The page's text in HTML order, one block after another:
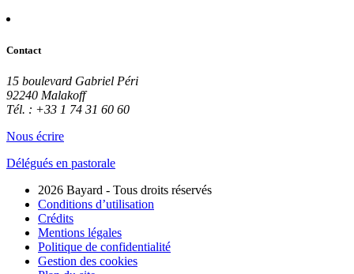
Contact
15 boulevard Gabriel Péri
92240 Malakoff
Tél. : +33 1 74 31 60 60
Nous écrire
Délégués en pastorale
2026 Bayard - Tous droits réservés
Conditions d’utilisation
Crédits
Mentions légales
Politique de confidentialité
Gestion des cookies